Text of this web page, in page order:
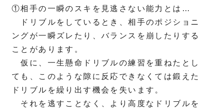
①相手の一瞬のスキを見逃さない能力とは…
ドリブルをしているとき、相手のポジショニ
ングが一瞬ズレたり、バランスを崩したりする
ことがあります。
仮に、一生懸命ドリブルの練習を重ねたとし
ても、このような隙に反応できなくては鍛えた
ドリブルを繰り出す機会を失います。
それを逃すことなく、より高度なドリブルを